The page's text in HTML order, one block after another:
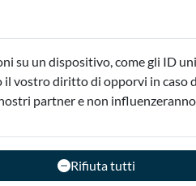
su un dispositivo, come gli ID
vostro diritto di opporvi in
partner e non
Rifiuta tutti